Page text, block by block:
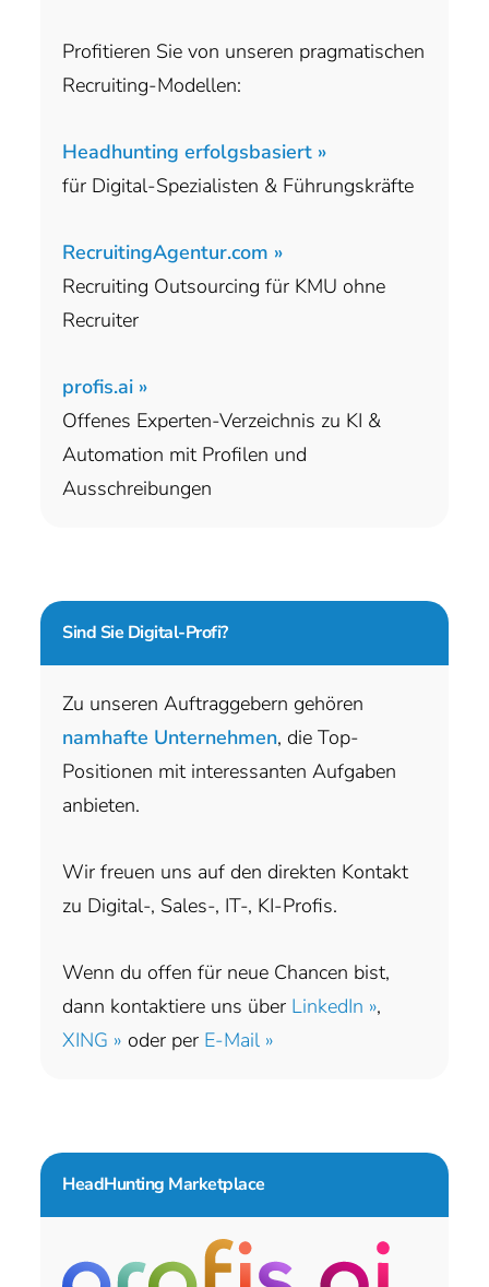
Profitieren Sie von unseren pragmatischen
Recruiting-Modellen:
Headhunting erfolgsbasiert »
für Digital-Spezialisten & Führungskräfte
RecruitingAgentur.com »
Recruiting Outsourcing für KMU ohne
Recruiter
profis.ai »
Offenes Experten-Verzeichnis zu KI &
Automation mit Profilen und
Ausschreibungen
Sind Sie Digital-Profi?
Zu unseren Auftraggebern gehören
namhafte Unternehmen, die Top-
Positionen mit interessanten Aufgaben
anbieten.
Wir freuen uns auf den direkten Kontakt
zu Digital-, Sales-, IT-, KI-Profis.
Wenn du offen für neue Chancen bist,
dann kontaktiere uns über LinkedIn »,
XING » oder per E-Mail »
HeadHunting Marketplace